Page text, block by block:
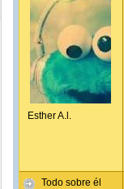
Esther A.l.
Todo sobre él